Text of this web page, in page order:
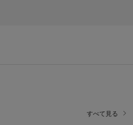
すべて見る